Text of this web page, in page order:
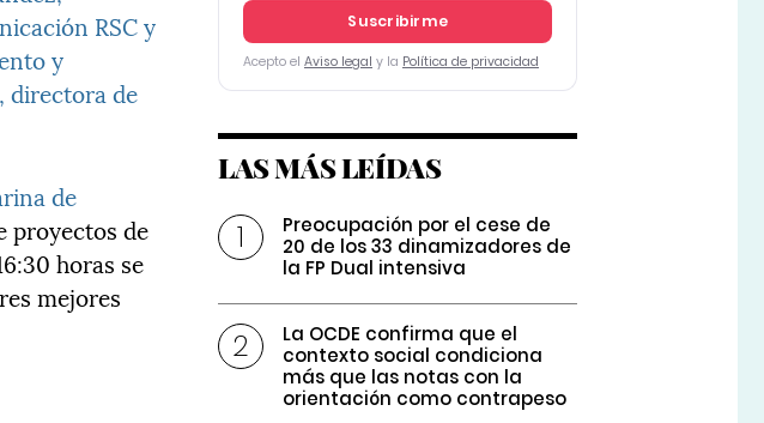
RSC y
y
directora de
de
proyectos de
horas se
mejores
Suscribirme
Acepto el Aviso legal y la Política de privacidad
LAS MÁS LEÍDAS
Preocupación por el cese de
20 de los 33 dinamizadores de
la FP Dual intensiva
La OCDE confirma que el
contexto social condiciona
más que las notas con la
orientación como contrapeso